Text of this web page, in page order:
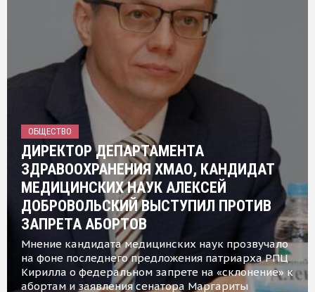
ОБЩЕСТВО
ДИРЕКТОР ДЕПАРТАМЕНТА
ЗДРАВООХРАНЕНИЯ ХМАО, КАНДИДАТ
МЕДИЦИНСКИХ НАУК АЛЕКСЕЙ
ДОБРОВОЛЬСКИЙ ВЫСТУПИЛ ПРОТИВ
ЗАПРЕТА АБОРТОВ
Мнение кандидата медицинских наук прозвучало
на фоне последнего предложения патриарха РПЦ
Кирилла о федеральном запрете на «склонение» к
абортам и заявления сенатора Маргариты